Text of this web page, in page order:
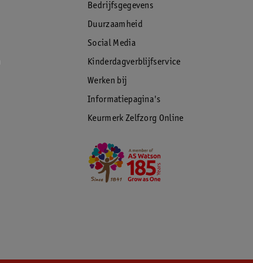
Bedrijfsgegevens
Duurzaamheid
Social Media
Kinderdagverblijfservice
Werken bij
Informatiepagina's
Keurmerk Zelfzorg Online